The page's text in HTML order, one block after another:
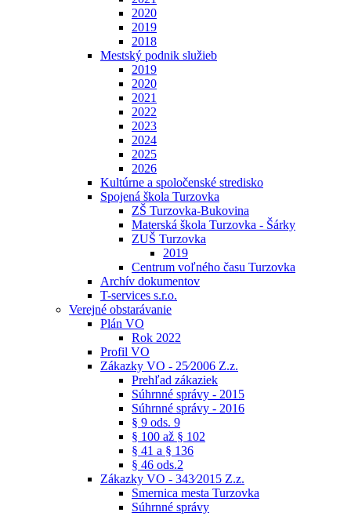
2020
2019
2018
Mestský podnik služieb
2019
2020
2021
2022
2023
2024
2025
2026
Kultúrne a spoločenské stredisko
Spojená škola Turzovka
ZŠ Turzovka-Bukovina
Materská škola Turzovka - Šárky
ZUŠ Turzovka
2019
Centrum voľného času Turzovka
Archív dokumentov
T-services s.r.o.
Verejné obstarávanie
Plán VO
Rok 2022
Profil VO
Zákazky VO - 25⁄2006 Z.z.
Prehľad zákaziek
Súhrnné správy - 2015
Súhrnné správy - 2016
§ 9 ods. 9
§ 100 až § 102
§ 41 a § 136
§ 46 ods.2
Zákazky VO - 343⁄2015 Z.z.
Smernica mesta Turzovka
Súhrnné správy